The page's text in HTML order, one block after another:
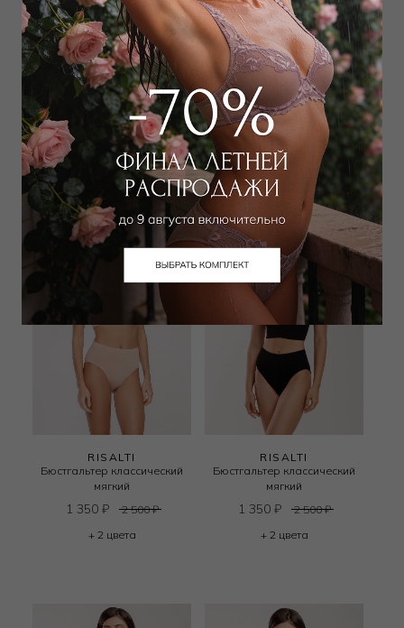
WILD ORCHID
Бюстгальтер классический
push-up
2 295 8 500₽
+ 2 цвета
RISALTI
Бюстгальтер классический
мягкий
1 350₽
₽
+ 2 цвета
RISALTI
Бюстгальтер классический
мягкий
1 350 ₽ 2 500₽
+ 2 цвета
RISALTI
Бюстгальтер классический
мягкий
1 350 ₽ 2 500₽
+ 2 цвета